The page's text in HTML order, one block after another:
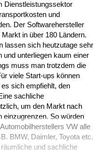
Dienstleistungssektor
und
Der Softwarehersteller
in über 180 Ländern.
lassen sich heutzutage sehr
und unterliegen kaum einer
muss man trotzdem die
viele Start-ups können
sich empfiehlt, den
sachliche
um den Markt nach
einzugrenzen. So würden
VW alle
BMW, Daimler, Toyota etc.
und sachliche